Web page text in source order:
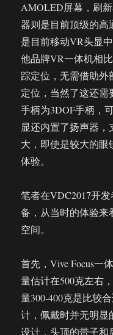
AMOLED屏幕，刷
器则是目前顶级的高
是目前移动VR头显
他品牌VR一体机相
踪定位，无需借助
定位，当然了这还
手柄为3DOF手柄，
显还内置了扬声器
大，即使是较大的眼
体验。
笔者在VDC2017开
备，从当时的体验来
空间。
首先，Vive Focus一
量估计在500克左右
量300-400克是比较
计，佩戴时并无明显
设计，头顶的带子和